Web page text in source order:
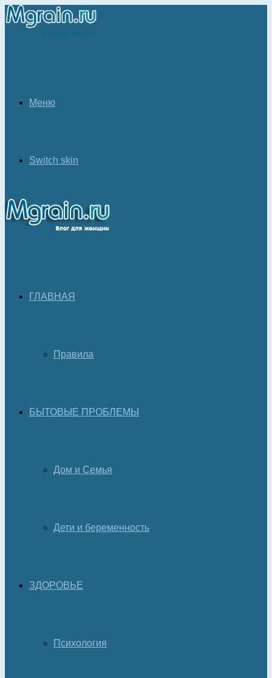
Меню
Switch skin
ГЛАВНАЯ
Правила
БЫТОВЫЕ ПРОБЛЕМЫ
Дом и Семья
Дети и беременность
ЗДОРОВЬЕ
Психология